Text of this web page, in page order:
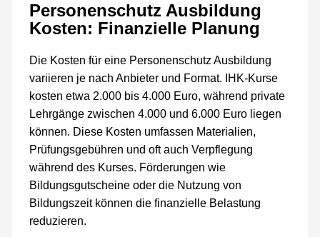
Personenschutz Ausbildung
Kosten: Finanzielle Planung
Die Kosten für eine Personenschutz Ausbildung
variieren je nach Anbieter und Format. IHK-Kurse
kosten etwa 2.000 bis 4.000 Euro, während private
Lehrgänge zwischen 4.000 und 6.000 Euro liegen
können. Diese Kosten umfassen Materialien,
Prüfungsgebühren und oft auch Verpflegung
während des Kurses. Förderungen wie
Bildungsgutscheine oder die Nutzung von
Bildungszeit können die finanzielle Belastung
reduzieren.